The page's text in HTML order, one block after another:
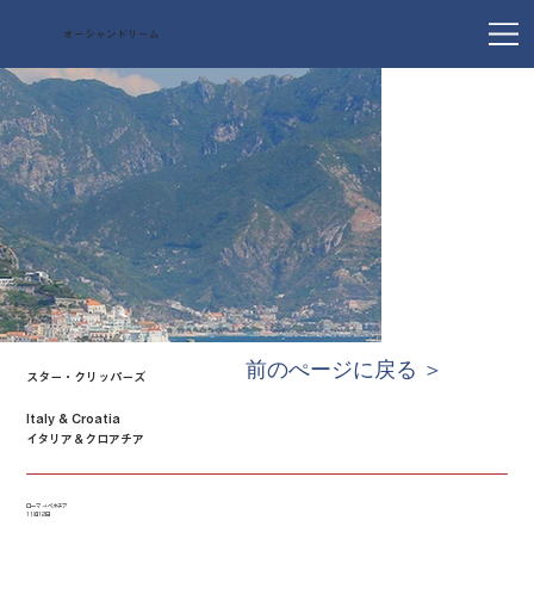
オーシャンドリーム
スター・クリッパーズ
Italy & Croatia
イタリア＆クロアチア
ローマ → ベネチア
11泊12日
前のぺージに戻る ＞